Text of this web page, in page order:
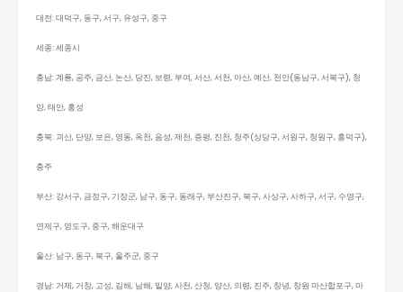
대전: 대덕구, 동구, 서구, 유성구, 중구
세종: 세종시
충남: 계룡, 공주, 금산, 논산, 당진, 보령, 부여, 서산, 서천, 아산, 예산, 천안(동남구, 서북구), 청
양, 태안, 홍성
충북: 괴산, 단양, 보은, 영동, 옥천, 음성, 제천, 증평, 진천, 청주(상당구, 서원구, 청원구, 흥덕구),
충주
부산: 강서구, 금정구, 기장군, 남구, 동구, 동래구, 부산진구, 북구, 사상구, 사하구, 서구, 수영구,
연제구, 영도구, 중구, 해운대구
울산: 남구, 동구, 북구, 울주군, 중구
경남: 거제, 거창, 고성, 김해, 남해, 밀양, 사천, 산청, 양산, 의령, 진주, 창녕, 창원 마산합포구, 마